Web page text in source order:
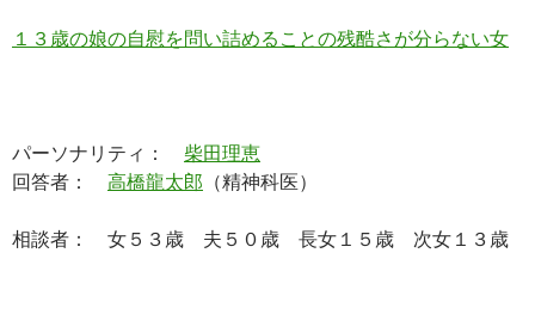
１３歳の娘の自慰を問い詰めることの残酷さが分らない女
パーソナリティ： 柴田理恵
回答者： 高橋龍太郎 （精神科医）
相談者： 女５３歳 夫５０歳 長女１５歳 次女１３歳